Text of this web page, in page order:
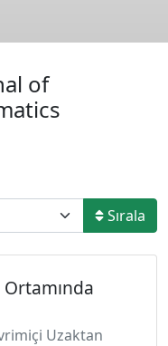
of
Sırala
Uzaktan